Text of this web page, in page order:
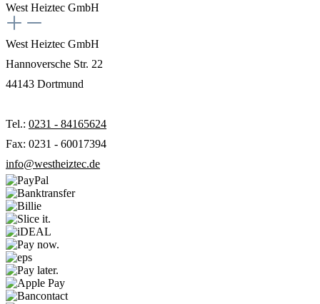
West Heiztec GmbH
West Heiztec GmbH
Hannoversche Str. 22
44143 Dortmund
Tel.: 0231 - 84165624
Fax: 0231 - 60017394
info@westheiztec.de